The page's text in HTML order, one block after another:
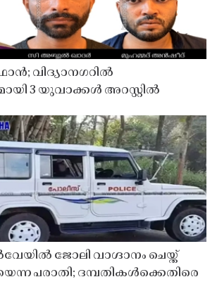
വിദ്യാനഗറിൽ
3 യുവാക്കൾ അറസ്റ്റിൽ
ജോലി വാഗ്ദാനം ചെയ്ത്
പരാതി; ദമ്പതികൾക്കെതിരെ